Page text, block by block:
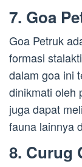
7. Goa
Goa Petruk
formasi
dalam goa ini
dinikmati oleh
juga dapat
fauna lainnya
8. Curug